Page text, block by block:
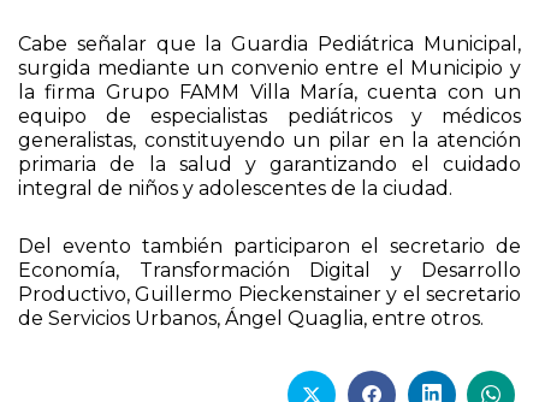
Cabe señalar que la Guardia Pediátrica Municipal,
surgida mediante un convenio entre el Municipio y
la firma Grupo FAMM Villa María, cuenta con un
equipo de especialistas pediátricos y médicos
generalistas, constituyendo un pilar en la atención
primaria de la salud y garantizando el cuidado
integral de niños y adolescentes de la ciudad.
Del evento también participaron el secretario de
Economía, Transformación Digital y Desarrollo
Productivo, Guillermo Pieckenstainer y el secretario
de Servicios Urbanos, Ángel Quaglia, entre otros.